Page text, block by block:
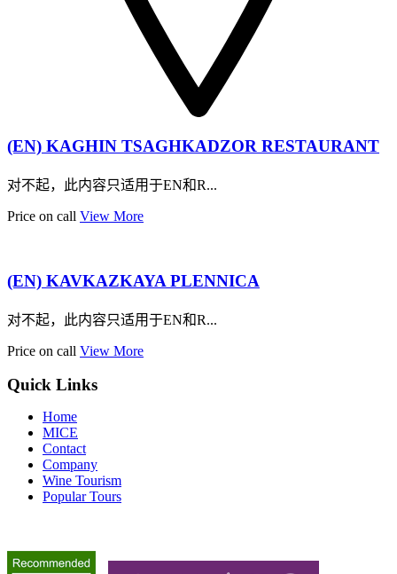
(EN) KAGHIN TSAGHKADZOR RESTAURANT
对不起，此内容只适用于EN和R...
Price on call View More
(EN) KAVKAZKAYA PLENNICA
对不起，此内容只适用于EN和R...
Price on call View More
Quick Links
Home
MICE
Contact
Company
Wine Tourism
Popular Tours